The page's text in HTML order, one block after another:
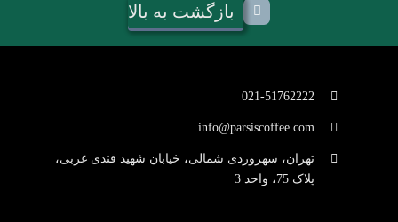
بازگشت به بالا
021-51762222
info@parsiscoffee.com
تهران، سهروردی شمالی، خیابان شهید قندی غربی،
پلاک 75، واحد 3